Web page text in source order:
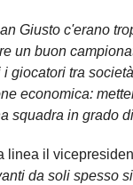
Giusto c'erano
un buon
i giocatori tra
economica:
squadra in grado
linea il
da soli spesso